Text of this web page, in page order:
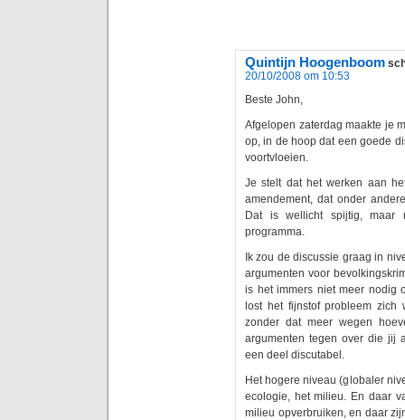
Quintijn Hoogenboom
20/10/2008 om 10:53
Beste John,
Afgelopen zaterdag maakte je
op, in de hoop dat een goede
voortvloeien.
Je stelt dat het werken aan
amendement, dat onder
Dat is wellicht spijtig, maar
programma.
Ik zou de discussie graag in
argumenten voor
is het immers niet meer nodig
lost het fijnstof probleem zich
zonder dat meer wegen
argumenten tegen over die jij
een deel discutabel.
Het hogere niveau (globaler
ecologie, het milieu. En daar
milieu opverbruiken, en daar